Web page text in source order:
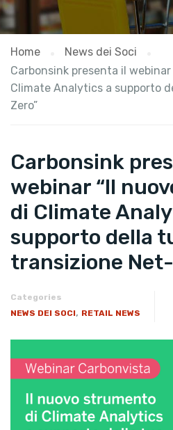
Home
News dei Soci
Carbonsink presenta il
Climate Analytics a supporto
Zero”
Carbonsink
webinar “Il
di Climate
supporto della
transizione
Categories
NEWS DEI SOCI, RETAIL NEWS